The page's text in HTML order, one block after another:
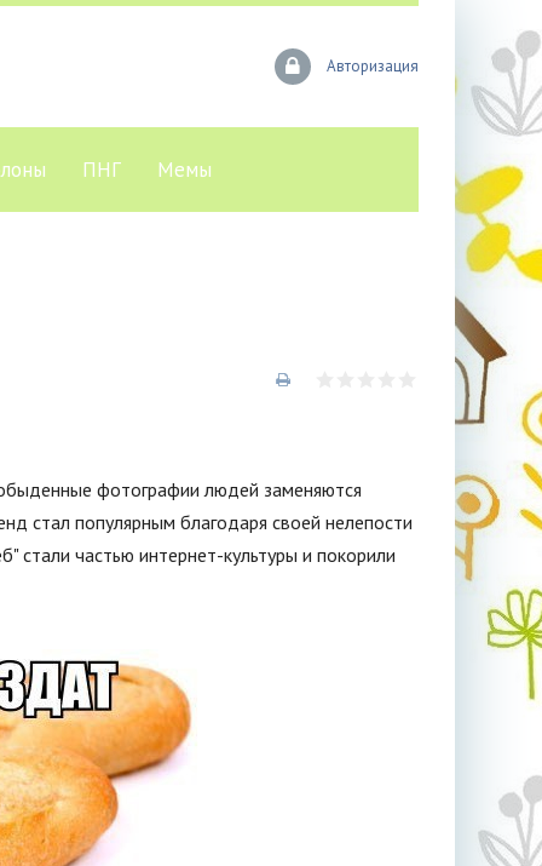
Авторизация
ПНГ Мемы
фотографии людей заменяются
стал популярным благодаря своей нелепости
частью интернет-культуры и покорили